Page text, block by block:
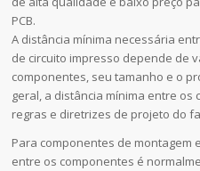
PCB.
A distância mínima necessária
de circuito impresso depende de
componentes, seu tamanho e o
geral, a distância mínima entre
regras e diretrizes de projeto do
Para componentes de montagem
entre os componentes é